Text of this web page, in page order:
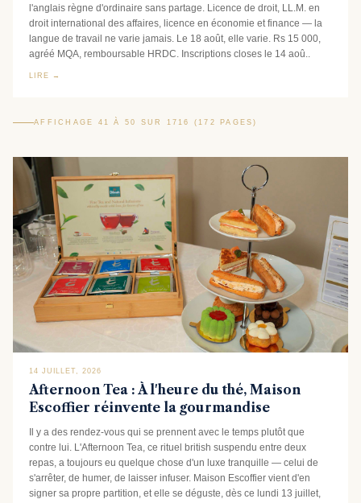
l'anglais règne d'ordinaire sans partage. Licence de droit, LL.M. en
droit international des affaires, licence en économie et finance — la
langue de travail ne varie jamais. Le 18 août, elle varie. Rs 15 000,
agréé MQA, remboursable HRDC. Inscriptions closes le 14 aoû..
LIRE →
AFFICHAGE 41 À 50 SUR 1716 (172 PAGES)
14 JUILLET, 2026
Afternoon Tea : À l'heure du thé, Maison
Escoffier réinvente la gourmandise
Il y a des rendez-vous qui se prennent avec le temps plutôt que
contre lui. L'Afternoon Tea, ce rituel british suspendu entre deux
repas, a toujours eu quelque chose d'un luxe tranquille — celui de
s'arrêter, de humer, de laisser infuser. Maison Escoffier vient d'en
signer sa propre partition, et elle se déguste, dès ce lundi 13 juillet,